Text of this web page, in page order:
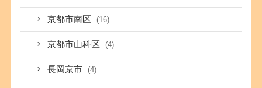
京都市南区 (16)
京都市山科区 (4)
長岡京市 (4)